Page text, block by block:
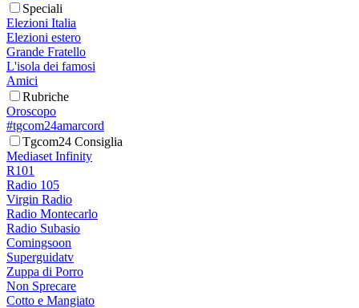
Speciali
Elezioni Italia
Elezioni estero
Grande Fratello
L'isola dei famosi
Amici
Rubriche
Oroscopo
#tgcom24amarcord
Tgcom24 Consiglia
Mediaset Infinity
R101
Radio 105
Virgin Radio
Radio Montecarlo
Radio Subasio
Comingsoon
Superguidatv
Zuppa di Porro
Non Sprecare
Cotto e Mangiato